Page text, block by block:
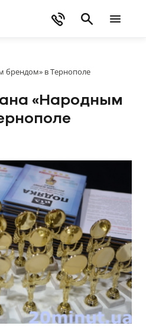
в Тернополе
«Народным